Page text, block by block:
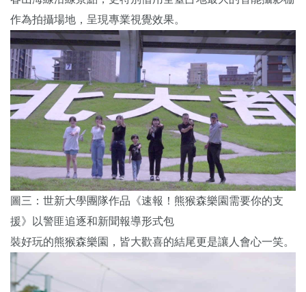
作為拍攝場地，呈現專業視覺效果。
圖三：世新大學團隊作品《速報！熊猴森樂園需要你的支
援》以警匪追逐和新聞報導形式包
裝好玩的熊猴森樂園，皆大歡喜的結尾更是讓人會心一笑。